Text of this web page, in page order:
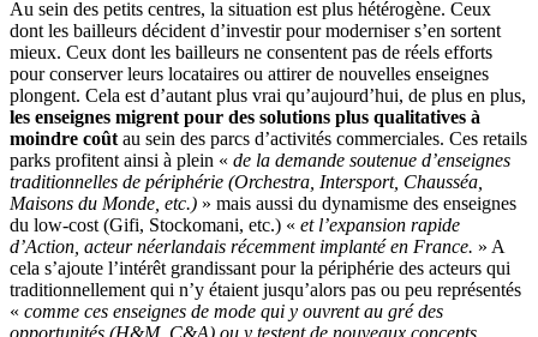
Au sein des petits centres, la situation est plus hétérogène. Ceux
dont les bailleurs décident d’investir pour moderniser s’en sortent
mieux. Ceux dont les bailleurs ne consentent pas de réels efforts
pour conserver leurs locataires ou attirer de nouvelles enseignes
plongent. Cela est d’autant plus vrai qu’aujourd’hui, de plus en plus,
les enseignes migrent pour des solutions plus qualitatives à
moindre coût au sein des parcs d’activités commerciales. Ces retails
parks profitent ainsi à plein « de la demande soutenue d’enseignes
traditionnelles de périphérie (Orchestra, Intersport, Chausséa,
Maisons du Monde, etc.) » mais aussi du dynamisme des enseignes
du low-cost (Gifi, Stockomani, etc.) « et l’expansion rapide
d’Action, acteur néerlandais récemment implanté en France. » A
cela s’ajoute l’intérêt grandissant pour la périphérie des acteurs qui
traditionnellement qui n’y étaient jusqu’alors pas ou peu représentés
« comme ces enseignes de mode qui y ouvrent au gré des
opportunités (H&M, C&A) ou y testent de nouveaux concepts